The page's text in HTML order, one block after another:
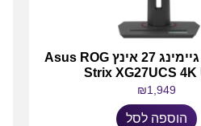
מסך מחשב גיימינג 27 אינץ Asus ROG
Strix XG27UCS 4K
₪1,949
הוספה לסל